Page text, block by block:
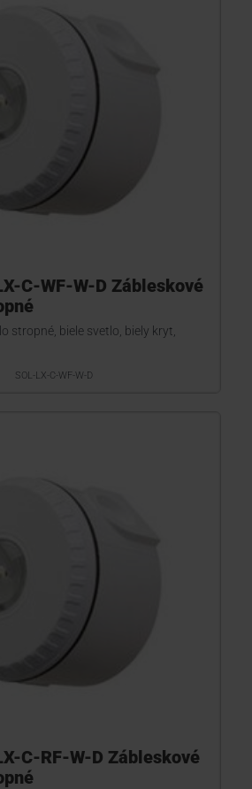
C-WF-W-D Zábleskové
stropné, biele svetlo, biely kryt,
SOL-LX-C-WF-W-D
C-RF-W-D Zábleskové